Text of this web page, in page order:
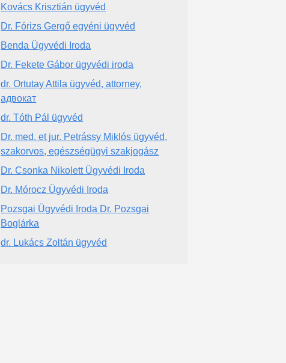
Kovács Krisztián ügyvéd
Dr. Fórizs Gergő egyéni ügyvéd
Benda Ügyvédi Iroda
Dr. Fekete Gábor ügyvédi iroda
dr. Ortutay Attila ügyvéd, attorney,
адвокат
dr. Tóth Pál ügyvéd
Dr. med. et jur. Petrássy Miklós ügyvéd,
szakorvos, egészségügyi szakjogász
Dr. Csonka Nikolett Ügyvédi Iroda
Dr. Mórocz Ügyvédi Iroda
Pozsgai Ügyvédi Iroda Dr. Pozsgai
Boglárka
dr. Lukács Zoltán ügyvéd